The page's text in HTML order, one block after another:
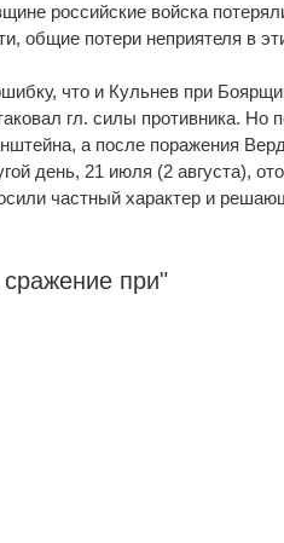
российские войска
общие потери неприятеля в
что и Кульнев при
гл. силы противника. Но
а после поражения
день, 21 июля (2 августа),
частный характер и
при"